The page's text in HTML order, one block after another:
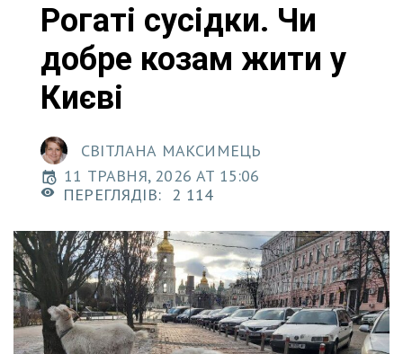
Рогаті сусідки. Чи
добре козам жити у
Києві
СВІТЛАНА МАКСИМЕЦЬ
11 ТРАВНЯ, 2026 AT 15:06
ПЕРЕГЛЯДІВ: 2 114